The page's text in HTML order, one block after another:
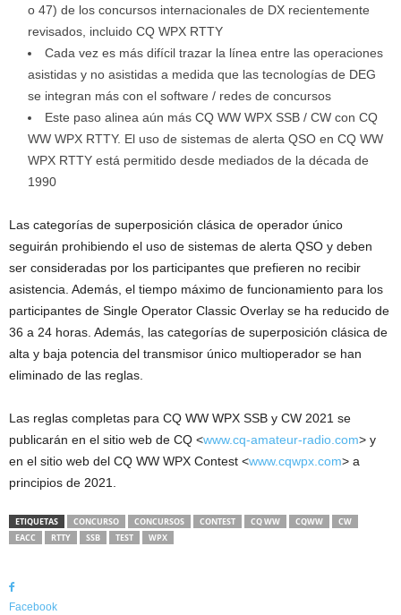
o 47) de los concursos internacionales de DX recientemente
revisados, incluido CQ WPX RTTY
Cada vez es más difícil trazar la línea entre las operaciones
asistidas y no asistidas a medida que las tecnologías de DEG
se integran más con el software / redes de concursos
Este paso alinea aún más CQ WW WPX SSB / CW con CQ
WW WPX RTTY. El uso de sistemas de alerta QSO en CQ WW
WPX RTTY está permitido desde mediados de la década de
1990
Las categorías de superposición clásica de operador único
seguirán prohibiendo el uso de sistemas de alerta QSO y deben
ser consideradas por los participantes que prefieren no recibir
asistencia. Además, el tiempo máximo de funcionamiento para los
participantes de Single Operator Classic Overlay se ha reducido de
36 a 24 horas. Además, las categorías de superposición clásica de
alta y baja potencia del transmisor único multioperador se han
eliminado de las reglas.
Las reglas completas para CQ WW WPX SSB y CW 2021 se
publicarán en el sitio web de CQ <www.cq-amateur-radio.com> y
en el sitio web del CQ WW WPX Contest <www.cqwpx.com> a
principios de 2021.
ETIQUETAS CONCURSO CONCURSOS CONTEST CQ WW CQWW
CW
EACC
RTTY SSB TEST WPX
Facebook